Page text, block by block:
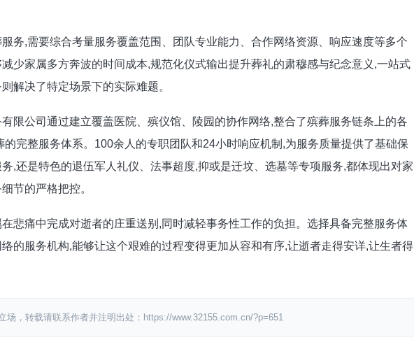
务,需要综合考量服务覆盖范围、团队专业能力、合作网络资源、响应速度等多个
少家属多方奔波的时间成本,规范化仪式输出提升葬礼的肃穆感与纪念意义,一站式
解决了特定场景下的实际难题。
限公司通过建立覆盖医院、殡仪馆、陵园的协作网络,整合了殡葬服务链条上的各
完整服务体系。100余人的专职团队和24小时响应机制,为服务质量提供了基础保
,还是特色的退伍军人礼仪、法事超度,抑或是迁坟、选墓等专项服务,都体现出对家
节的严格把控。
悲痛中完成对逝者的庄重送别,同时减轻事务性工作的负担。选择具备完整服务体
的服务机构,能够让这个艰难的过程变得更加从容和有序,让逝者走得安详,让生者得
场，转载请联系作者并注明出处：https://www.32155.com.cn/?p=651